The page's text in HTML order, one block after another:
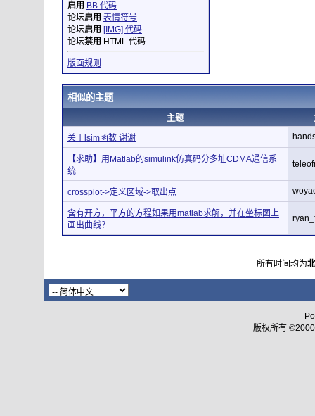
启用 BB 代码
论坛启用 表情符号
论坛启用 [IMG] 代码
论坛禁用 HTML 代码
版面规则
相似的主题
主题
关于lsim函数 谢谢
【求助】用Matlab的simulink仿真码分多址CDMA通信系
统
crossplot->定义区域->取出点
含有开方，平方的方程如果用matlab求解，并在坐标图上
画出曲线？
所有时间均为
版权所有